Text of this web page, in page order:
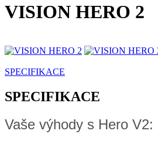
VISION HERO 2
SPECIFIKACE
SPECIFIKACE
Vaše výhody s Hero V2: